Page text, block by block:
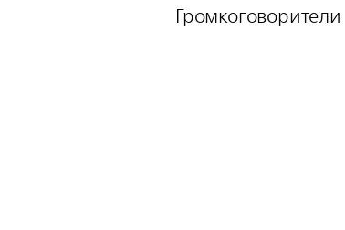
Громкоговорители